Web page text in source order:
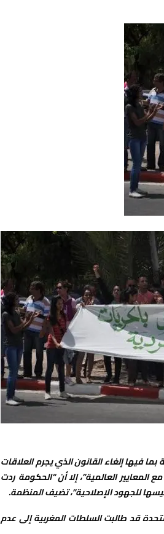
فيها إلغاء القانون الذي يجرم العلاقات
المعايير العالمية”، إلا أن “الحكومة ردت
للجهود الإصلاحية”، تضيف المنظمة.
للأمم المتحدة قد طالبت السلطات المغربية إلى عدم